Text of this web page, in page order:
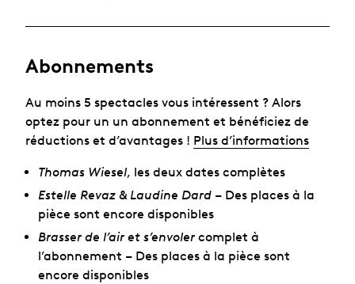
Abonnements
Au moins 5 spectacles vous intéressent ? Alors
optez pour un un abonnement et bénéficiez de
réductions et d’avantages ! Plus d’informations
Thomas Wiesel, les deux dates complètes
Estelle Revaz & Laudine Dard – Des places à la
pièce sont encore disponibles
Brasser de l’air et s’envoler complet à
l’abonnement – Des places à la pièce sont
encore disponibles